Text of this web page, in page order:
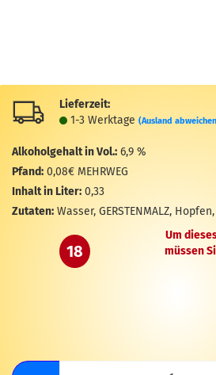
Lieferzeit:
1-3 Werktage (Ausland
Alkoholgehalt in Vol.: 6,9 %
Pfand: 0,08€ MEHRWEG
Inhalt in Liter: 0,33
Zutaten: Wasser, GERSTENMALZ,
18
Um
müssen